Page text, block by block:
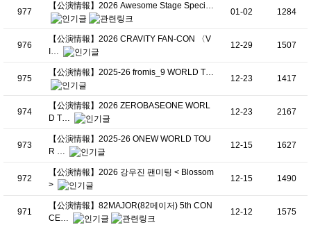
977
【公演情報】2026 Awesome Stage Speci…
01-02 1284
976
【公演情報】2026 CRAVITY FAN-CON 〈V
I…
12-29 1507
975
【公演情報】2025-26 fromis_9 WORLD T…
12-23 1417
974
【公演情報】2026 ZEROBASEONE WORL
D T…
12-23 2167
973
【公演情報】2025-26 ONEW WORLD TOU
R …
12-15 1627
972
【公演情報】2026 강우진 팬미팅 < Blossom
>
12-15 1490
971
【公演情報】82MAJOR(82메이저) 5th CON
CE…
12-12 1575